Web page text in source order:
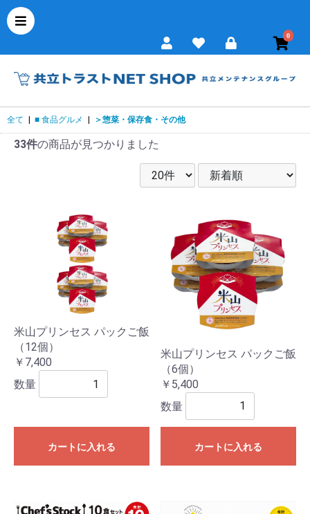
0
全て ■ 食品グルメ ＞惣菜・保存食・その他
33件の商品が見つかりました
米山プリンセス パックご飯
（12個）
￥7,400
数量
カートに入れる
米山プリンセス パックご飯
（6個）
￥5,400
数量
カートに入れる